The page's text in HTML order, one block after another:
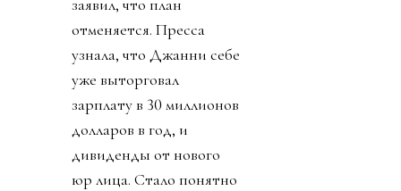
заявил, что план
отменяется. Пресса
узнала, что Джанни себе
уже выторговал
зарплату в 30 миллионов
долларов в год, и
дивиденды от нового
юр лица. Стало понятно